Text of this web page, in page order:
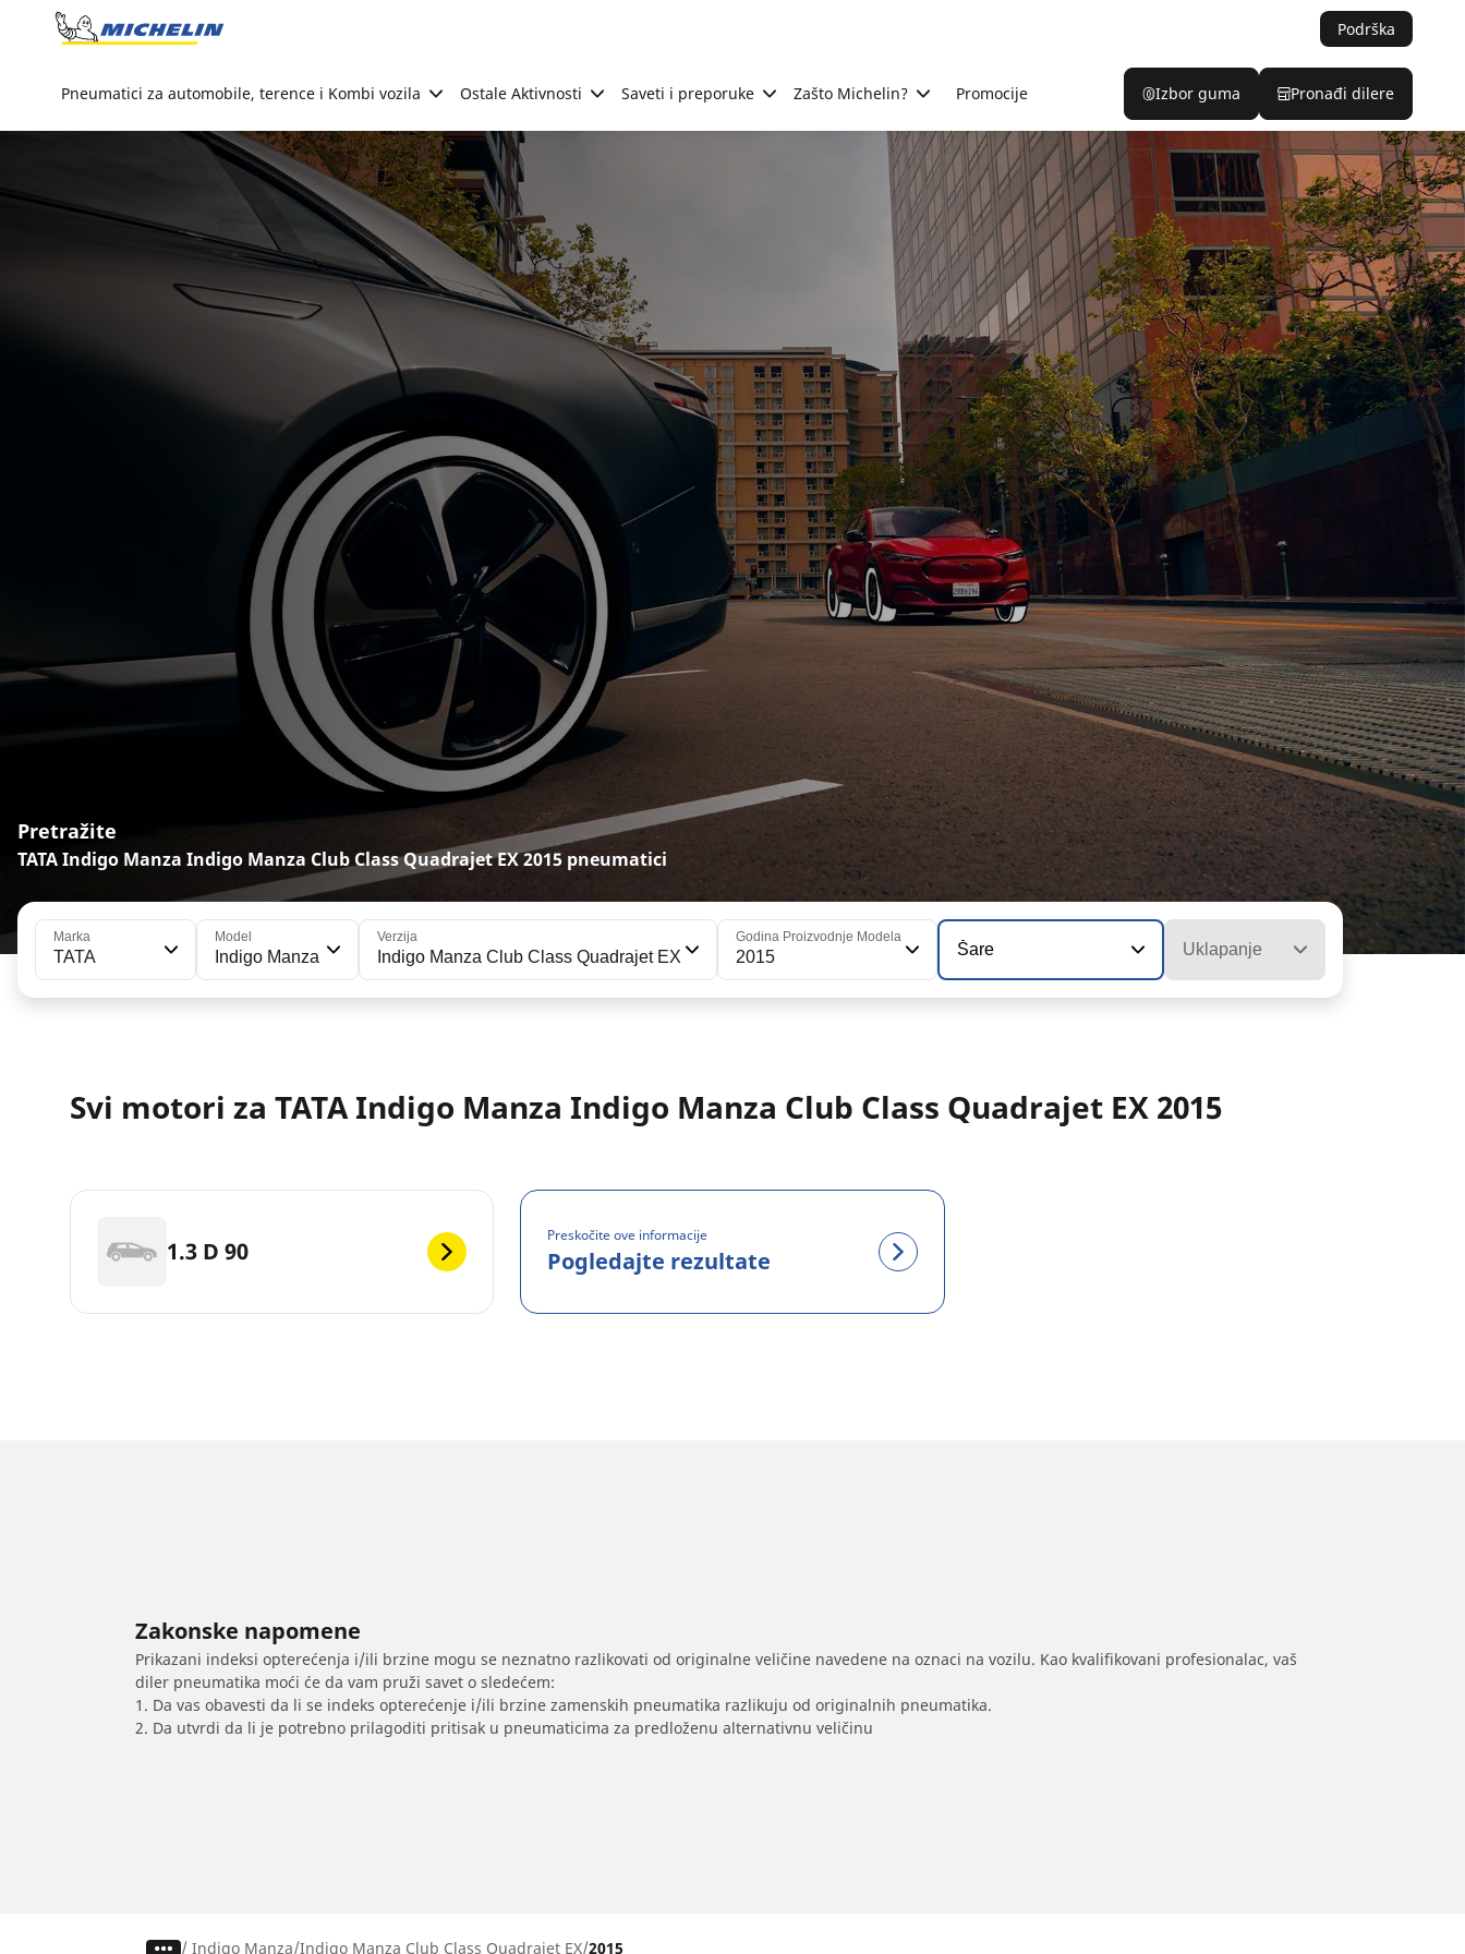
Go to page content
Podrška
Pneumatici za automobile, terence i Kombi vozila Ostale Aktivnosti Saveti i preporuke Zašto Michelin? Promocije Izbor guma Pronađi dilere
Pretražite
TATA Indigo Manza Indigo Manza Club Class Quadrajet EX 2015 pneumatici
Marka
TATA
Model
Indigo Manza
Verzija
Indigo Manza Club Class Quadrajet EX
Godina Proizvodnje Modela
2015 Šare Uklapanje
Svi motori za TATA Indigo Manza Indigo Manza Club Class Quadrajet EX 2015
1.3 D 90
Preskočite ove informacije
Pogledajte rezultate
Zakonske napomene
Prikazani indeksi opterećenja i/ili brzine mogu se neznatno razlikovati od originalne veličine navedene na oznaci na vozilu. Kao kvalifikovani profesionalac, vaš
diler pneumatika moći će da vam pruži savet o sledećem:
1. Da vas obavesti da li se indeks opterećenje i/ili brzine zamenskih pneumatika razlikuju od originalnih pneumatika.
2. Da utvrdi da li je potrebno prilagoditi pritisak u pneumaticima za predloženu alternativnu veličinu
/ Indigo Manza Indigo Manza Club Class Quadrajet EX 2015